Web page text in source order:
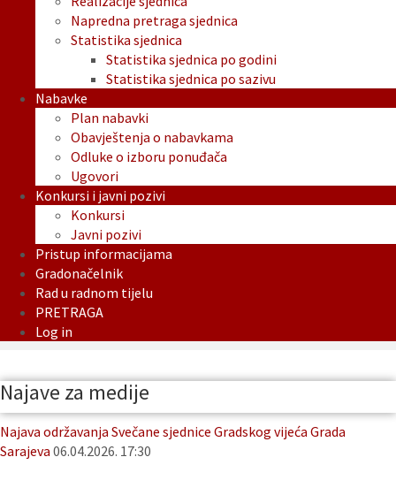
Napredna pretraga sjednica
Statistika sjednica
Statistika sjednica po godini
Statistika sjednica po sazivu
Nabavke
Plan nabavki
Obavještenja o nabavkama
Odluke o izboru ponuđača
Ugovori
Konkursi i javni pozivi
Konkursi
Javni pozivi
Pristup informacijama
Gradonačelnik
Rad u radnom tijelu
PRETRAGA
Log in
Najave za medije
Najava održavanja Svečane sjednice Gradskog vijeća Grada
Sarajeva 06.04.2026. 17:30